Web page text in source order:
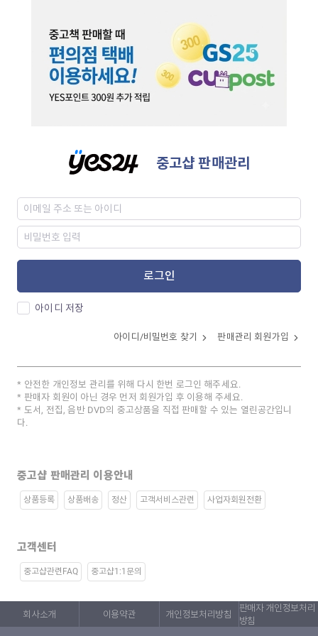
중고샵 판매관리
로그인
아이디 저장
아이디/비밀번호 찾기 판매관리 회원가입
안전한 개인정보 관리를 위해 다시 한번 로그인 해주세요.
판매자 회원이 아닌 경우 먼저 회원가입 후 이용해 주세요.
도서, 전집, 음반 DVD의 중고상품을 직접 판매할 수 있는 열린공간입니
다.
중고샵 판매관리 이용안내
상품등록 상품배송 정산 고객서비스관련 사업자회원전환
고객센터
중고샵관련FAQ 중고샵1:1문의
회사소개 이용약관 개인정보처리방침
판매자 개인정보처리
방침